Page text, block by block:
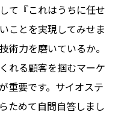
て『これはうちに任せ
ことを実現してみせま
術力を磨いているか。
れる顧客を掴むマーケ
重要です。サイオステ
ためて自問自答しまし